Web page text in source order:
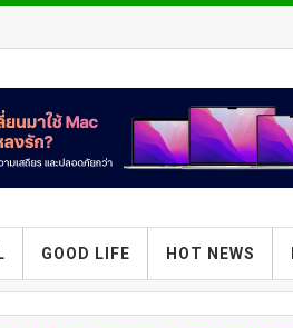
GOOD LIFE HOT NEWS